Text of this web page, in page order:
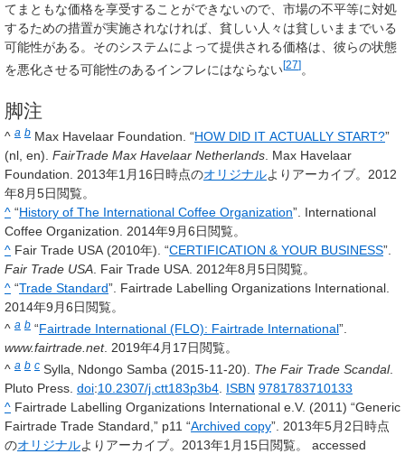
てまともな価格を享受することができないので、市場の不平等に対処
するための措置が実施されなければ、貧しい人々は貧しいままでいる
可能性がある。そのシステムによって提供される価格は、彼らの状態
を悪化させる可能性のあるインフレにはならない[27] 。
脚注
^ a b Max Havelaar Foundation. “HOW DID IT ACTUALLY START?”
(nl, en). FairTrade Max Havelaar Netherlands . Max Havelaar
Foundation. 2013年1月16日時点のオリジナルよりアーカイブ。2012
年8月5日閲覧。
^ “History of The International Coffee Organization”. International
Coffee Organization. 2014年9月6日閲覧。
^ Fair Trade USA (2010年). “CERTIFICATION & YOUR BUSINESS”.
Fair Trade USA . Fair Trade USA. 2012年8月5日閲覧。
^ “Trade Standard”. Fairtrade Labelling Organizations International.
2014年9月6日閲覧。
^ a b “Fairtrade International (FLO): Fairtrade International”.
www.fairtrade.net. 2019年4月17日閲覧。
^ a b c Sylla, Ndongo Samba (2015-11-20). The Fair Trade Scandal.
Pluto Press. doi:10.2307/j.ctt183p3b4 ISBN 9781783710133
^ Fairtrade Labelling Organizations International e.V. (2011) “Generic
Fairtrade Trade Standard,” p11 “Archived copy”. 2013年5月2日時点
のオリジナルよりアーカイブ。2013年1月15日閲覧。 accessed